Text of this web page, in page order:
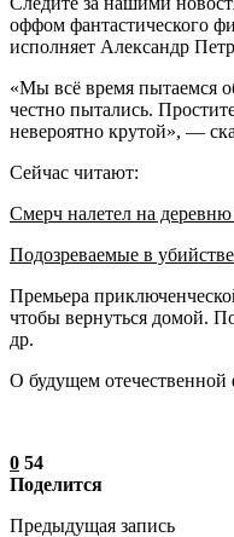
оффом фантастического
исполняет Александр
«Мы всё время пытаемся
честно пытались.
невероятно крутой», —
Сейчас читают:
Смерч налетел на
Подозреваемые в
Премьера
чтобы вернуться домой.
др.
О будущем отечественной
0 54
Поделится
Предыдущая запись